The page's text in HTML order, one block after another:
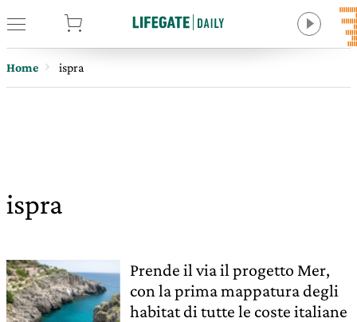
Home ispra
ispra
Prende il via il progetto Mer,
con la prima mappatura degli
habitat di tutte le coste italiane